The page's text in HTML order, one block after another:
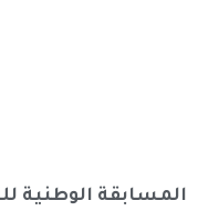
المسابقة الوطنية